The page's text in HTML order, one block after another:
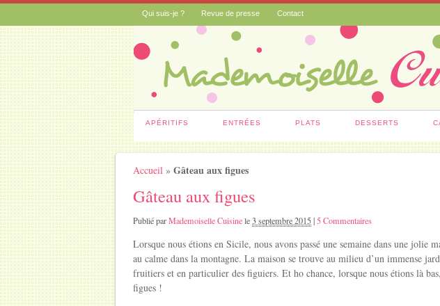
Qui suis-je ? Revue de presse Contact
APÉRITIFS ENTRÉES PLATS DESSERTS
Accueil »Gâteau aux figues
Gâteau aux figues
Publié parMademoiselle Cuisinele3 septembre 2015| 5 Commentaires
Lorsque nous étions en Sicile, nous avons passé une semaine dans une jolie
au calme dans la montagne. La maison se trouve au milieu d’un immense
fruitiers et en particulier des figuiers. Et ho chance, lorsque nous étions là
figues !